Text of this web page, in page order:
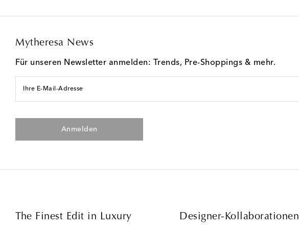
Mytheresa News
Für unseren Newsletter anmelden: Trends, Pre-Shoppings & mehr.
Ihre E-Mail-Adresse
Anmelden
The Finest Edit in Luxury Designer-Kollaborationen